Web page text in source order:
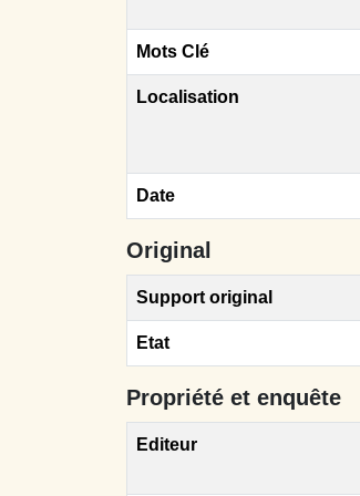
Mots Clé
Localisation
Date
Original
Support original
Etat
Propriété et enquête
Editeur